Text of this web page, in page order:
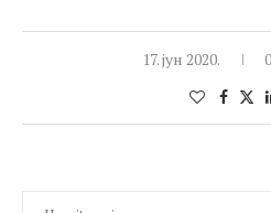
17. јун 2020.